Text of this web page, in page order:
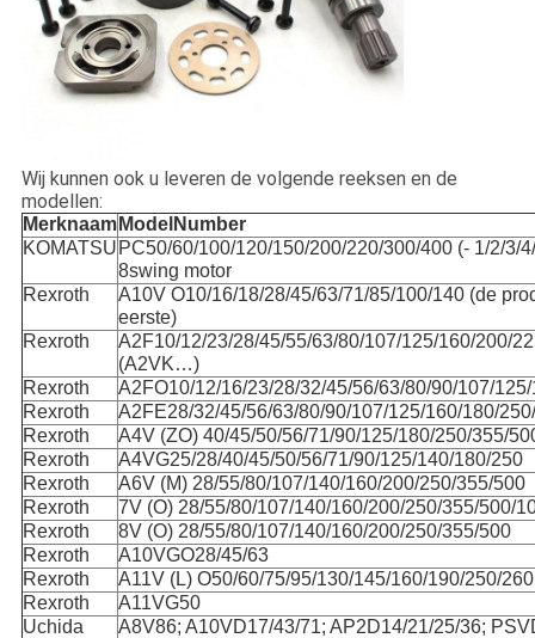
Wij kunnen ook u leveren de volgende reeksen en de
modellen:
Merknaam ModelNumber
KOMATSU PC50/60/100/120/150/200/220/300/400 (- 1/2/3/
8swing motor
Rexroth
A10V O10/16/18/28/45/63/71/85/100/140 (de
eerste)
Rexroth
A2F10/12/23/28/45/55/63/80/107/125/160/200/
(A2VK…)
Rexroth
A2FO10/12/16/23/28/32/45/56/63/80/90/107/
Rexroth
A2FE28/32/45/56/63/80/90/107/125/160/180/
Rexroth
A4V (ZO) 40/45/50/56/71/90/125/180/250/355/
Rexroth
A4VG25/28/40/45/50/56/71/90/125/140/180/250
Rexroth
A6V (M) 28/55/80/107/140/160/200/250/355/500
Rexroth
7V (O) 28/55/80/107/140/160/200/250/355/500/
Rexroth
8V (O) 28/55/80/107/140/160/200/250/355/500
Rexroth
A10VGO28/45/63
Rexroth
A11V (L) O50/60/75/95/130/145/160/190/250/260
Rexroth
A11VG50
Uchida
A8V86; A10VD17/43/71; AP2D14/21/25/36;